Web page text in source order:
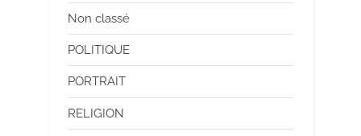
Non classé
POLITIQUE
PORTRAIT
RELIGION